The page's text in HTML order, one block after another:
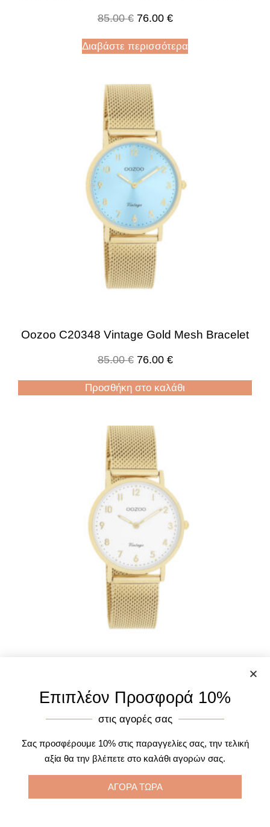
85.00€ 76.00 €
Διαβάστε περισσότερα
Oozoo C20348 Vintage Gold Mesh Bracelet
85.00€ 76.00 €
Προσθήκη στο καλάθι
85.00€ 76.00€
Επιπλέον Προσφορά 10%
στις αγορές σας
Σας προσφέρουμε 10% στις παραγγελίες σας, την τελική
αξία θα την βλέπετε στο καλάθι αγορών σας.
ΑΓΟΡΑ ΤΩΡΑ